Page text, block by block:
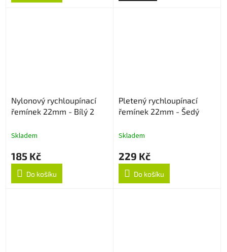
Nylonový rychloupínací
řemínek 22mm - Bílý 2
Skladem
185 Kč
Do košíku
Pletený rychloupínací
řemínek 22mm - Šedý
Skladem
229 Kč
Do košíku